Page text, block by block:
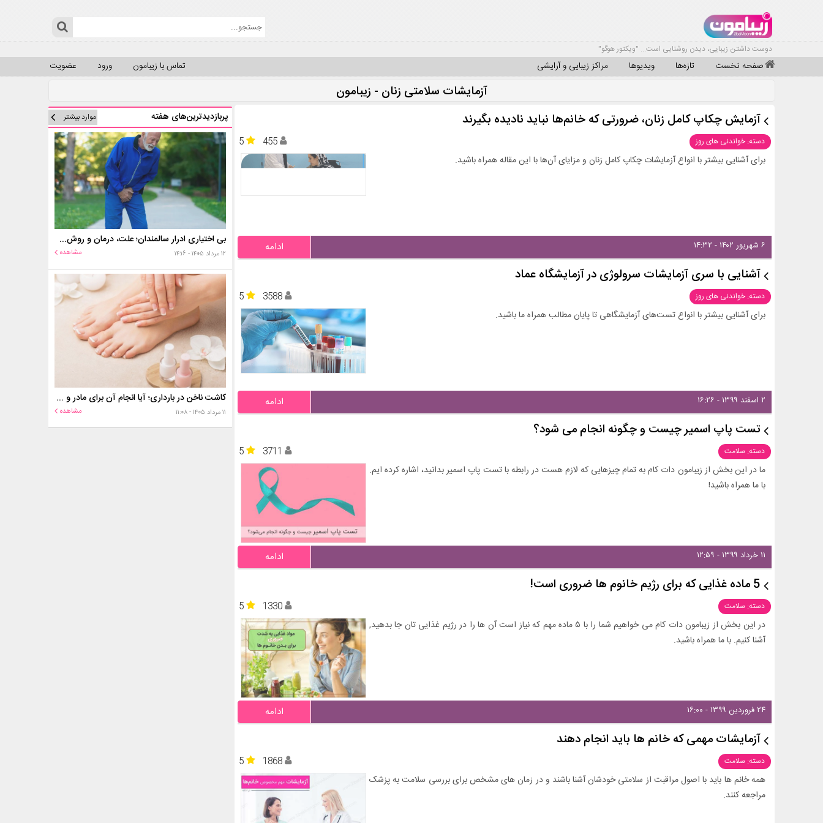
دوست داشتن زیبایی، دیدن روشنایی است... "ویکتور هوگو"
صفحه نخست تازه‌ها ویدیوها مراکز زیبایی و آرایشی عضویت ورود تماس با زیبامون
آزمایشات سلامتی زنان - زیبامون
آزمایش چکاپ کامل زنان، ضرورتی که خانم‌ها نباید نادیده بگیرند
دسته: خواندنی های روز 5
455
برای آشنایی بیشتر با انواع آزمایشات چکاپ کامل زنان و مزایای آن‌ها با این مقاله همراه باشید.
۶ شهریور ۱۴۰۲ - ۱۴:۳۲ ادامه
آشنایی با سری آزمایشات سرولوژی در آزمایشگاه عماد
دسته: خواندنی های روز 5
3588
برای آشنایی بیشتر با انواع تست‌های آزمایشگاهی تا پایان مطالب همراه ما باشید.
۲ اسفند ۱۳۹۹ - ۱۶:۲۶ ادامه
تست پاپ اسمیر چیست و چگونه انجام می شود؟
دسته: سلامت 5
3711
ما در این بخش از زیبامون دات کام به تمام چیزهایی که لازم هست در رابطه با تست پاپ اسمیر بدانید، اشاره کرده ایم.
با ما همراه باشید!
۱۱ خرداد ۱۳۹۹ - ۱۲:۵۹ ادامه
5 ماده غذایی که برای رژیم خانوم ها ضروری است!
دسته: سلامت 5
1330
در این بخش از زیبامون دات کام می خواهیم شما را با ۵ ماده مهم که نیاز است آن ها را در رژیم غذایی تان جا بدهید,
آشنا کنیم. با ما همراه باشید.
۲۴ فروردین ۱۳۹۹ - ۱۶:۰۰ ادامه
آزمایشات مهمی که خانم ها باید انجام دهند
دسته: سلامت 5
1868
همه خانم ها باید با اصول مراقبت از سلامتی خودشان آشنا باشند و در زمان های مشخص برای بررسی سلامت به پزشک
مراجعه کنند.
پربازدیدترین‌های هفته موارد بیشتر
بی اختیاری ادرار سالمندان؛ علت، درمان و روش‌های کنترل در منزل
۱۲ مرداد ۱۴۰۵ - ۱۴:۱۶ مشاهده
کاشت ناخن در بارداری؛ آیا انجام آن برای مادر و جنین خطر دارد؟
۱۱ مرداد ۱۴۰۵ - ۱۱:۰۸ مشاهده